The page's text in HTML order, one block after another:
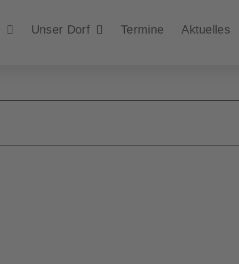
Unser Dorf Termine Aktuelles